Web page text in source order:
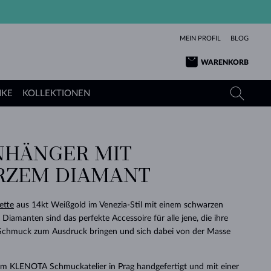
MEIN PROFIL BLOG
WARENKORB
RICHTIGEN
DURCHSEHEN
LIEBE
DURCHSEHEN
GELBGOLD
ROSÉGOLD
ANGEBOT
DURCHSEHEN
TANSANITE
TOPASE
TURMALINE
MOLDAVITESCHÖN
DURCHSEHEN
TURMALINE
MOLDAVITE
MINERALKETTEN
PERLEN ANHÄNGER
SIMPLEN
ARMBÄNDER
DURCHSEHEN
PERLEN
DURCHSEHEN
SAPHIRE
SMARAGDE
MOLDAVITE
MINERALIEN
KLENOTA
DURCHSEHEN
SCHENKEN
DURCHSEHEN
KOLLEKTIONEN
KOLLEKTIONEN
DURCHSEHEN
MIT
DIAMANT
aus 14kt Weißgold im Venezia-Stil mit einem schwarzen
Diamanten sind das perfekte Accessoire für alle jene, die ihre
zum Ausdruck bringen und sich dabei von der Masse
KLENOTA Schmuckatelier in Prag handgefertigt und mit einer